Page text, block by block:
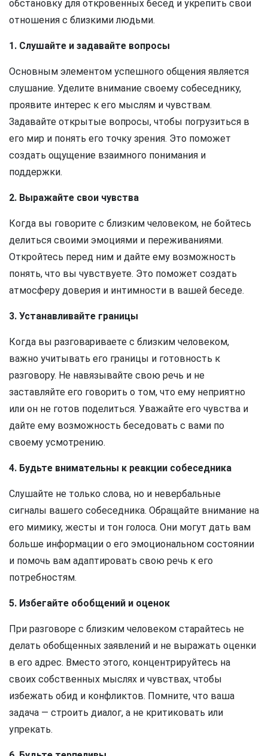
обстановку для откровенных бесед и укрепить свои
отношения с близкими людьми.
1. Слушайте и задавайте вопросы
Основным элементом успешного общения является
слушание. Уделите внимание своему собеседнику,
проявите интерес к его мыслям и чувствам.
Задавайте открытые вопросы, чтобы погрузиться в
его мир и понять его точку зрения. Это поможет
создать ощущение взаимного понимания и
поддержки.
2. Выражайте свои чувства
Когда вы говорите с близким человеком, не бойтесь
делиться своими эмоциями и переживаниями.
Откройтесь перед ним и дайте ему возможность
понять, что вы чувствуете. Это поможет создать
атмосферу доверия и интимности в вашей беседе.
3. Устанавливайте границы
Когда вы разговариваете с близким человеком,
важно учитывать его границы и готовность к
разговору. Не навязывайте свою речь и не
заставляйте его говорить о том, что ему неприятно
или он не готов поделиться. Уважайте его чувства и
дайте ему возможность беседовать с вами по
своему усмотрению.
4. Будьте внимательны к реакции собеседника
Слушайте не только слова, но и невербальные
сигналы вашего собеседника. Обращайте внимание на
его мимику, жесты и тон голоса. Они могут дать вам
больше информации о его эмоциональном состоянии
и помочь вам адаптировать свою речь к его
потребностям.
5. Избегайте обобщений и оценок
При разговоре с близким человеком старайтесь не
делать обобщенных заявлений и не выражать оценки
в его адрес. Вместо этого, концентрируйтесь на
своих собственных мыслях и чувствах, чтобы
избежать обид и конфликтов. Помните, что ваша
задача — строить диалог, а не критиковать или
упрекать.